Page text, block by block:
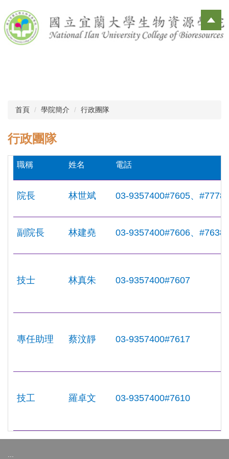
到
主
要
首頁 學院簡介 行政團隊
行政團隊
職稱 姓名 電話
院長 林世斌 03-9357400#7605、#7778
副院長 林建堯 03-9357400#7606、#7638
技士 林真朱 03-9357400#7607
專任助理 蔡汶靜 03-9357400#7617
技工 羅卓文 03-9357400#7610